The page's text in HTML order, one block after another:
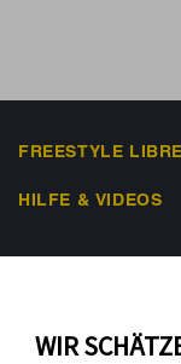
FREESTYLE
HILFE & VIDEOS
WIR